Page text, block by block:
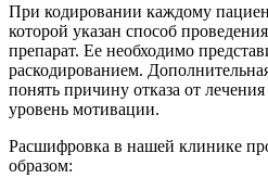
При кодировании каждому
которой указан способ
препарат. Ее необходимо
раскодированием.
понять причину отказа от
уровень мотивации.
Расшифровка в нашей клинике
образом: